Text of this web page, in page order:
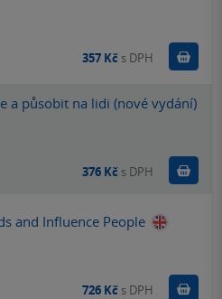
357 Kč s DPH
a působit na lidi (nové vydání)
376 Kč s DPH
and Influence People
726 Kč s DPH